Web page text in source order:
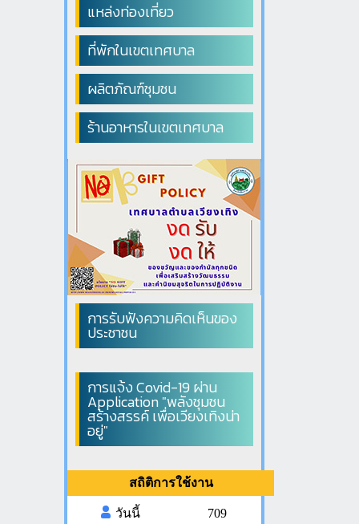
แหล่งท่องเที่ยว
ที่พักในเขตเทศบาล
ผลิตภัณฑ์ชุมชน
ร้านอาหารในเขตเทศบาล
การรับฟังความคิดเห็นของ
ประชาชน
การแจ้ง Covid-19 ผ่าน
Application "พลังชุมชน
สร้างสรรค์ เพื่อเวียงเทิงน่า
อยู่"
สถิติการใช้งาน
วันนี้ 709